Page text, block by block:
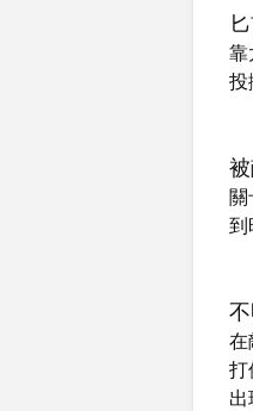
靠
投
關
到
在
打
出